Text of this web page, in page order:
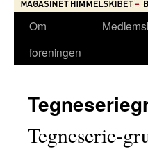
Om
foreningen
Tegneserie-